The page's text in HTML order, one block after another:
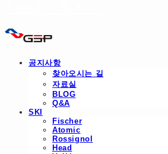
공지사항
찾아오시는 길
자료실
BLOG
Q&A
SKI
Fischer
Atomic
Rossignol
Head